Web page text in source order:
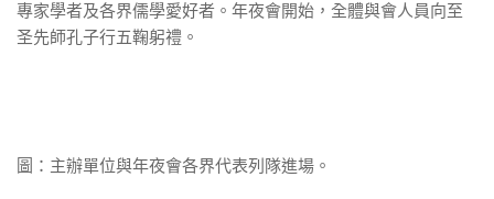
專家學者及各界儒學愛好者。年夜會開始，全體與會人員向至
圣先師孔子行五鞠躬禮。
圖：主辦單位與年夜會各界代表列隊進場。